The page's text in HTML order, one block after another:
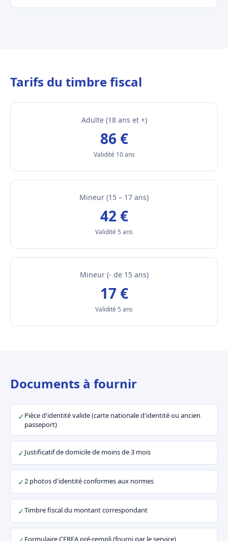
Tarifs du timbre fiscal
Adulte (18 ans et +)
86 €
Validité 10 ans
Mineur (15 – 17 ans)
42 €
Validité 5 ans
Mineur (- de 15 ans)
17 €
Validité 5 ans
Documents à fournir
✓ Pièce d'identité valide (carte nationale d'identité ou ancien
passeport)
✓Justificatif de domicile de moins de 3 mois
✓2 photos d'identité conformes aux normes
✓Timbre fiscal du montant correspondant
Formulaire CERFA pré-rempli (fourni par le service)